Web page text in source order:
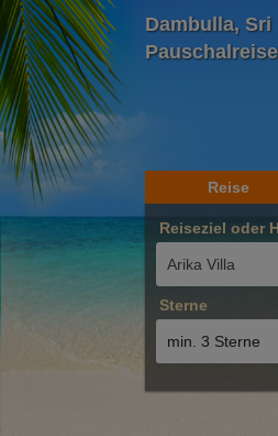
Dambulla,
Reise
Reiseziel oder
Sterne
min. 3 Sterne